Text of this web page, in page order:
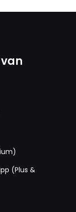
(Plus &